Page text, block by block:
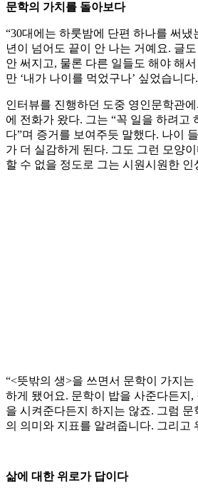
문학의 가치를 돌아보다
“30대에는 하룻밤에 단편 하나를 써냈
년이 넘어도 끝이 안 나는 거예요. 글
안 써지고, 물론 다른 일들도 해야 해
만 ‘내가 나이를 먹었구나’ 싶었습니다
인터뷰를 진행하던 도중 영인문학관
에 전화가 왔다. 그는 “꼭 일을 하려고
다”며 증거를 보여주듯 말했다. 나이
가 더 실감하게 된다. 그도 그런 모양
할 수 없을 정도로 그는 시원시원한 인
“<뜻밖의 생>을 쓰면서 문학이 가지
하게 됐어요. 문학이 밥을 사준다든지,
을 시켜준다든지 하지는 않죠. 그럼 문
의 의미와 지표를 알려줍니다. 그리고
삶에 대한 위로가 답이다